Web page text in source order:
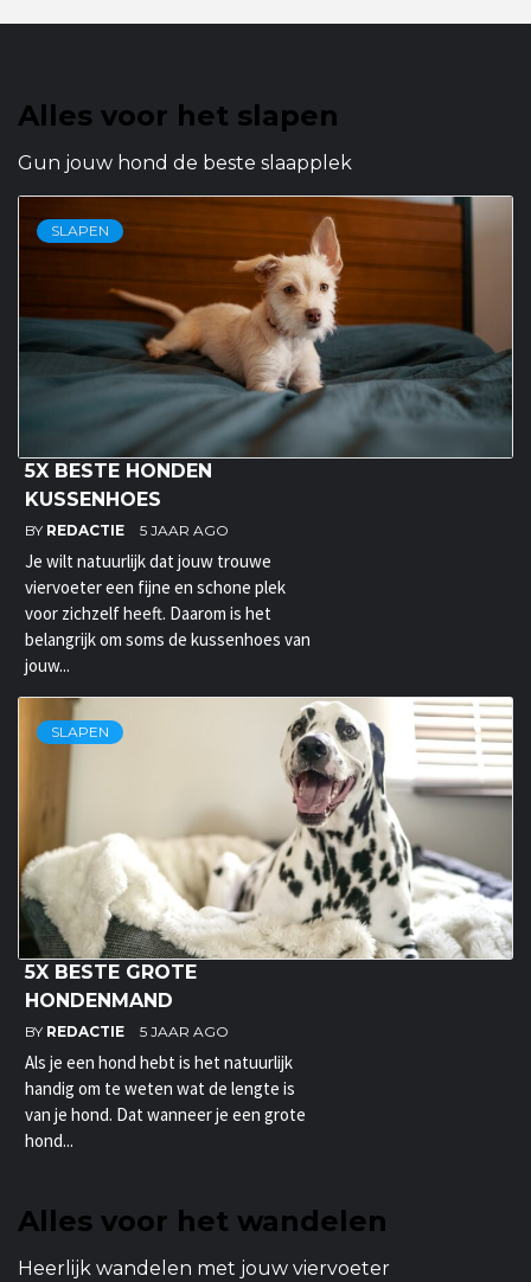
Alles voor het slapen
Gun jouw hond de beste slaapplek
SLAPEN
5X BESTE HONDEN
KUSSENHOES
BY REDACTIE 5 JAAR AGO
Je wilt natuurlijk dat jouw trouwe
viervoeter een fijne en schone plek
voor zichzelf heeft. Daarom is het
belangrijk om soms de kussenhoes van
jouw...
SLAPEN
5X BESTE GROTE
HONDENMAND
BY REDACTIE 5 JAAR AGO
Als je een hond hebt is het natuurlijk
handig om te weten wat de lengte is
van je hond. Dat wanneer je een grote
hond...
Alles voor het wandelen
Heerlijk wandelen met jouw viervoeter